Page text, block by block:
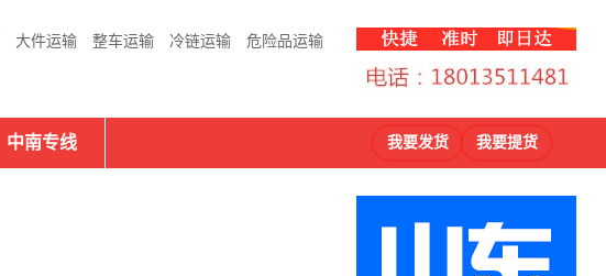
大件运输 整车运输 冷链运输 危险品运输
中南专线 我要发货 我要提货